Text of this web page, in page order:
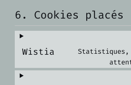
6. Cookies placés
Wistia